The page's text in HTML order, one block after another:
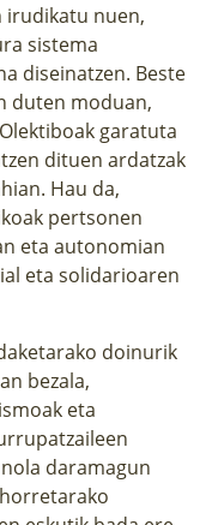
irudikatu nuen,
sistema
diseinatzen. Beste
duten moduan,
garatuta
dituen ardatzak
Hau da,
pertsonen
eta autonomian
eta solidarioaren
doinurik
bezala,
eta
daramagun